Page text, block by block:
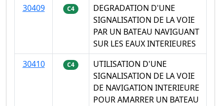
30409
C4
DEGRADATION D'UNE
SIGNALISATION DE LA VOIE
PAR UN BATEAU NAVIGUANT
SUR LES EAUX INTERIEURES
30410
C4
UTILISATION D'UNE
SIGNALISATION DE LA VOIE
DE NAVIGATION INTERIEURE
POUR AMARRER UN BATEAU